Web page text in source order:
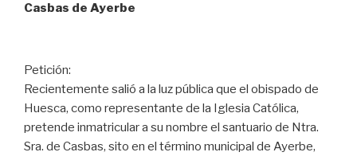
Casbas de Ayerbe
Petición:
Recientemente salió a la luz pública que el obispado de
Huesca, como representante de la Iglesia Católica,
pretende inmatricular a su nombre el santuario de Ntra.
Sra. de Casbas, sito en el término municipal de Ayerbe,